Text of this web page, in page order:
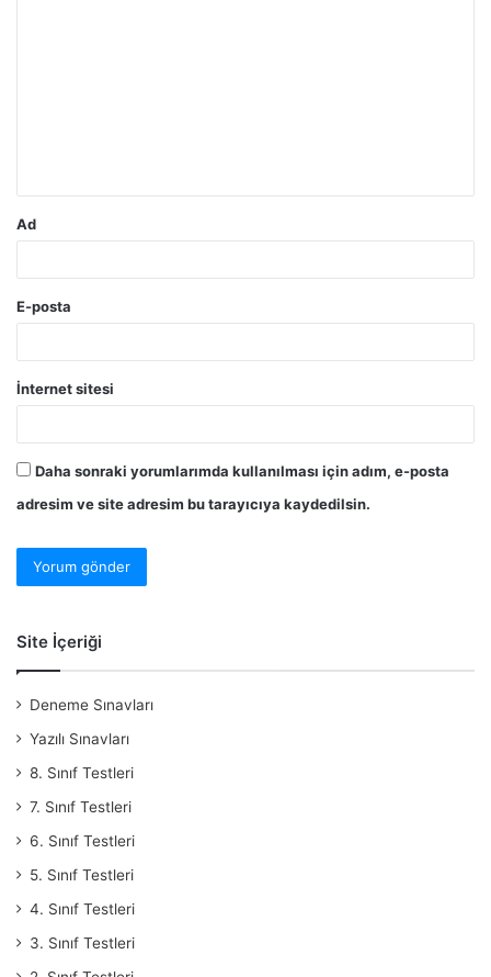
Ad
E-posta
İnternet sitesi
Daha sonraki yorumlarımda kullanılması için adım, e-posta
adresim ve site adresim bu tarayıcıya kaydedilsin.
Site İçeriği
Deneme Sınavları
Yazılı Sınavları
8. Sınıf Testleri
7. Sınıf Testleri
6. Sınıf Testleri
5. Sınıf Testleri
4. Sınıf Testleri
3. Sınıf Testleri